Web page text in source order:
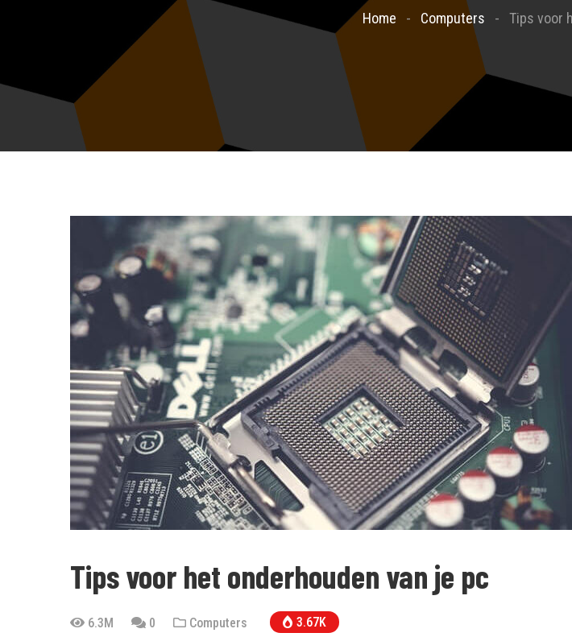
Home Computers Tips voor
Tips voor het onderhouden van je pc
6.3M 0 Computers 3.67K